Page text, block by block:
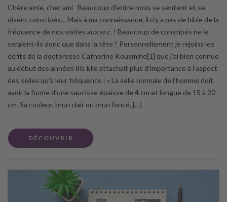
Chère amie, cher ami Beaucoup d’entre nous se sentent et se
disent constipés… Mais à ma connaissance, il n’y a pas de bible de la
fréquence de nos visites aux w.c. ! Beaucoup de constipés ne le
seraient-ils donc que dans la tête ? Personnellement je rejoins les
écrits de la doctoresse Catherine Kousmine[1] que j’ai bien connue
au début des années 80. Elle attachait plus d’importance à l’aspect
des selles qu’à leur fréquence : « La selle normale de l’homme doit
avoir la forme d’une saucisse épaisse de 4 cm et longue de 15 à 20
cm. Sa couleur, brun clair ou brun foncé, […]
DÉCOUVRIR